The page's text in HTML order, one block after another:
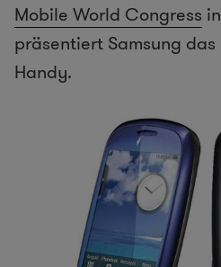
Mobile World Congress
präsentiert Samsung das
Handy.